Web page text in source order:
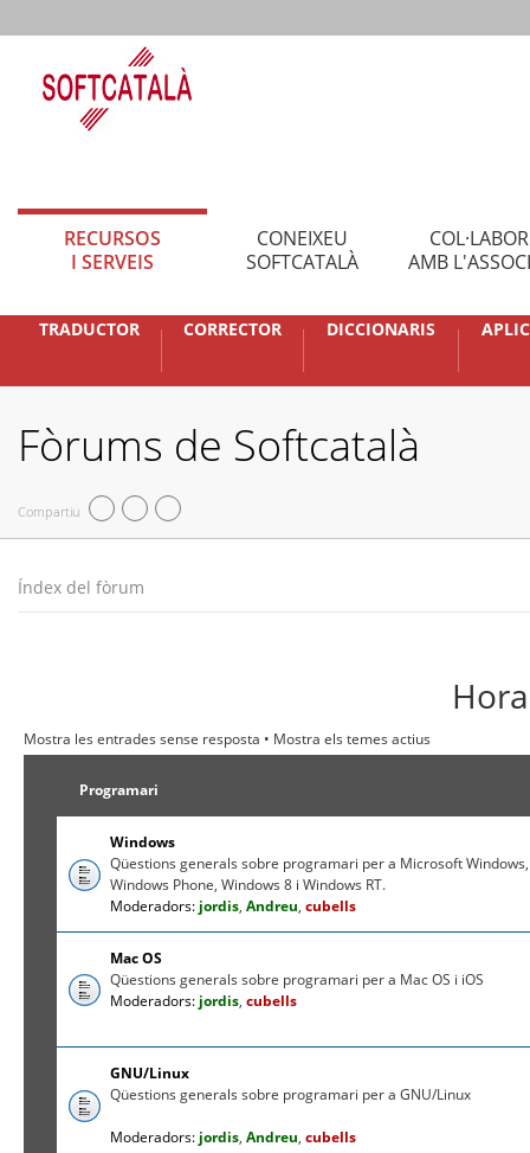
RECURSOS
I SERVEIS
CONEIXEU
SOFTCATALÀ
AMB
TRADUCTOR CORRECTOR DICCIONARIS
Fòrums de Softcatalà
Compartiu
Índex del fòrum
Mostra les entrades sense resposta • Mostra els temes actius
Programari
Windows
Qüestions generals sobre programari per a Microsoft Windows,
Windows Phone, Windows 8 i Windows RT.
Moderadors: jordis,Andreu,cubells
Mac OS
Qüestions generals sobre programari per a Mac OS i iOS
Moderadors: jordis,cubells
GNU/Linux
Qüestions generals sobre programari per a GNU/Linux
Moderadors: jordis,Andreu,cubells